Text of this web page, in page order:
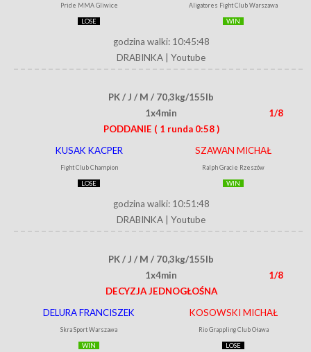
Pride MMA Gliwice
LOSE
Aligatores Fight Club Warszawa
WIN
godzina walki: 10:45:48
DRABINKA
Youtube
PK / J / M / 70,3kg/155lb
1x4min
1/8
PODDANIE ( 1 runda 0:58 )
KUSAK KACPER
Fight Club Champion
LOSE
SZAWAN MICHAŁ
Ralph Gracie Rzeszów
WIN
godzina walki: 10:51:48
DRABINKA
Youtube
PK / J / M / 70,3kg/155lb
1x4min
1/8
DECYZJA JEDNOGŁOŚNA
DELURA FRANCISZEK
Skra Sport Warszawa
WIN
KOSOWSKI MICHAŁ
Rio Grappling Club Oława
LOSE